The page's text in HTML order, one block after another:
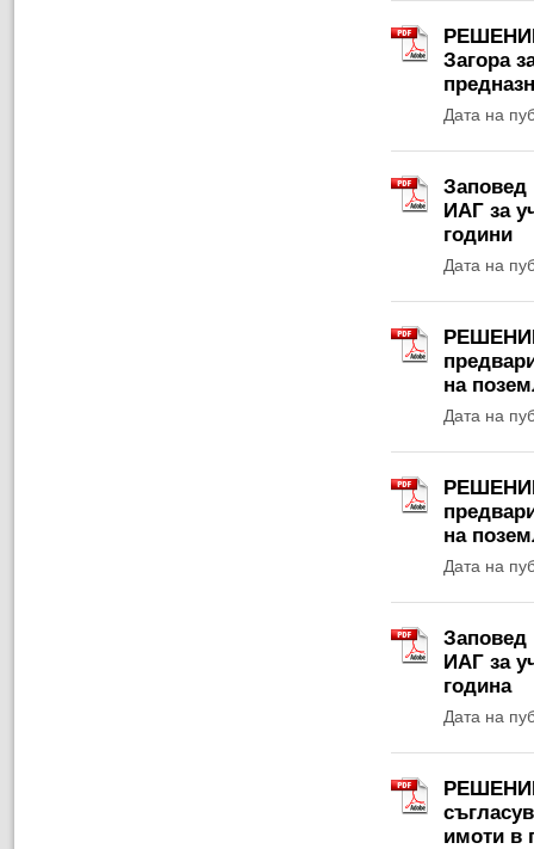
Загора
Дата на
Заповед
ИАГ за
години
Дата на
РЕШЕНИЕ
на
Дата на
РЕШЕНИЕ
на
Дата на
Заповед
ИАГ за
година
Дата на
РЕШЕНИЕ
имоти в